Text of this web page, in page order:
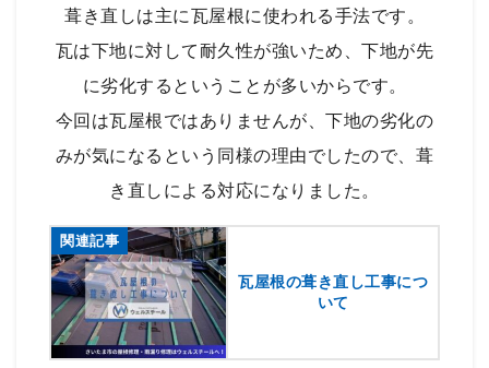
葺き直しは主に瓦屋根に使われる手法です。
瓦は下地に対して耐久性が強いため、下地が先
に劣化するということが多いからです。
今回は瓦屋根ではありませんが、下地の劣化の
みが気になるという同様の理由でしたので、葺
き直しによる対応になりました。
関連記事
瓦屋根の葺き直し工事につ
いて